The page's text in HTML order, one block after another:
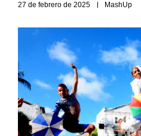
27 de febrero de 2025 MashUp